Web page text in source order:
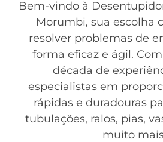
Bem-vindo à
Morumbi, sua escolha
resolver problemas de
forma eficaz e ágil.
década de
especialistas em
rápidas e duradouras
tubulações, ralos, pias,
muito